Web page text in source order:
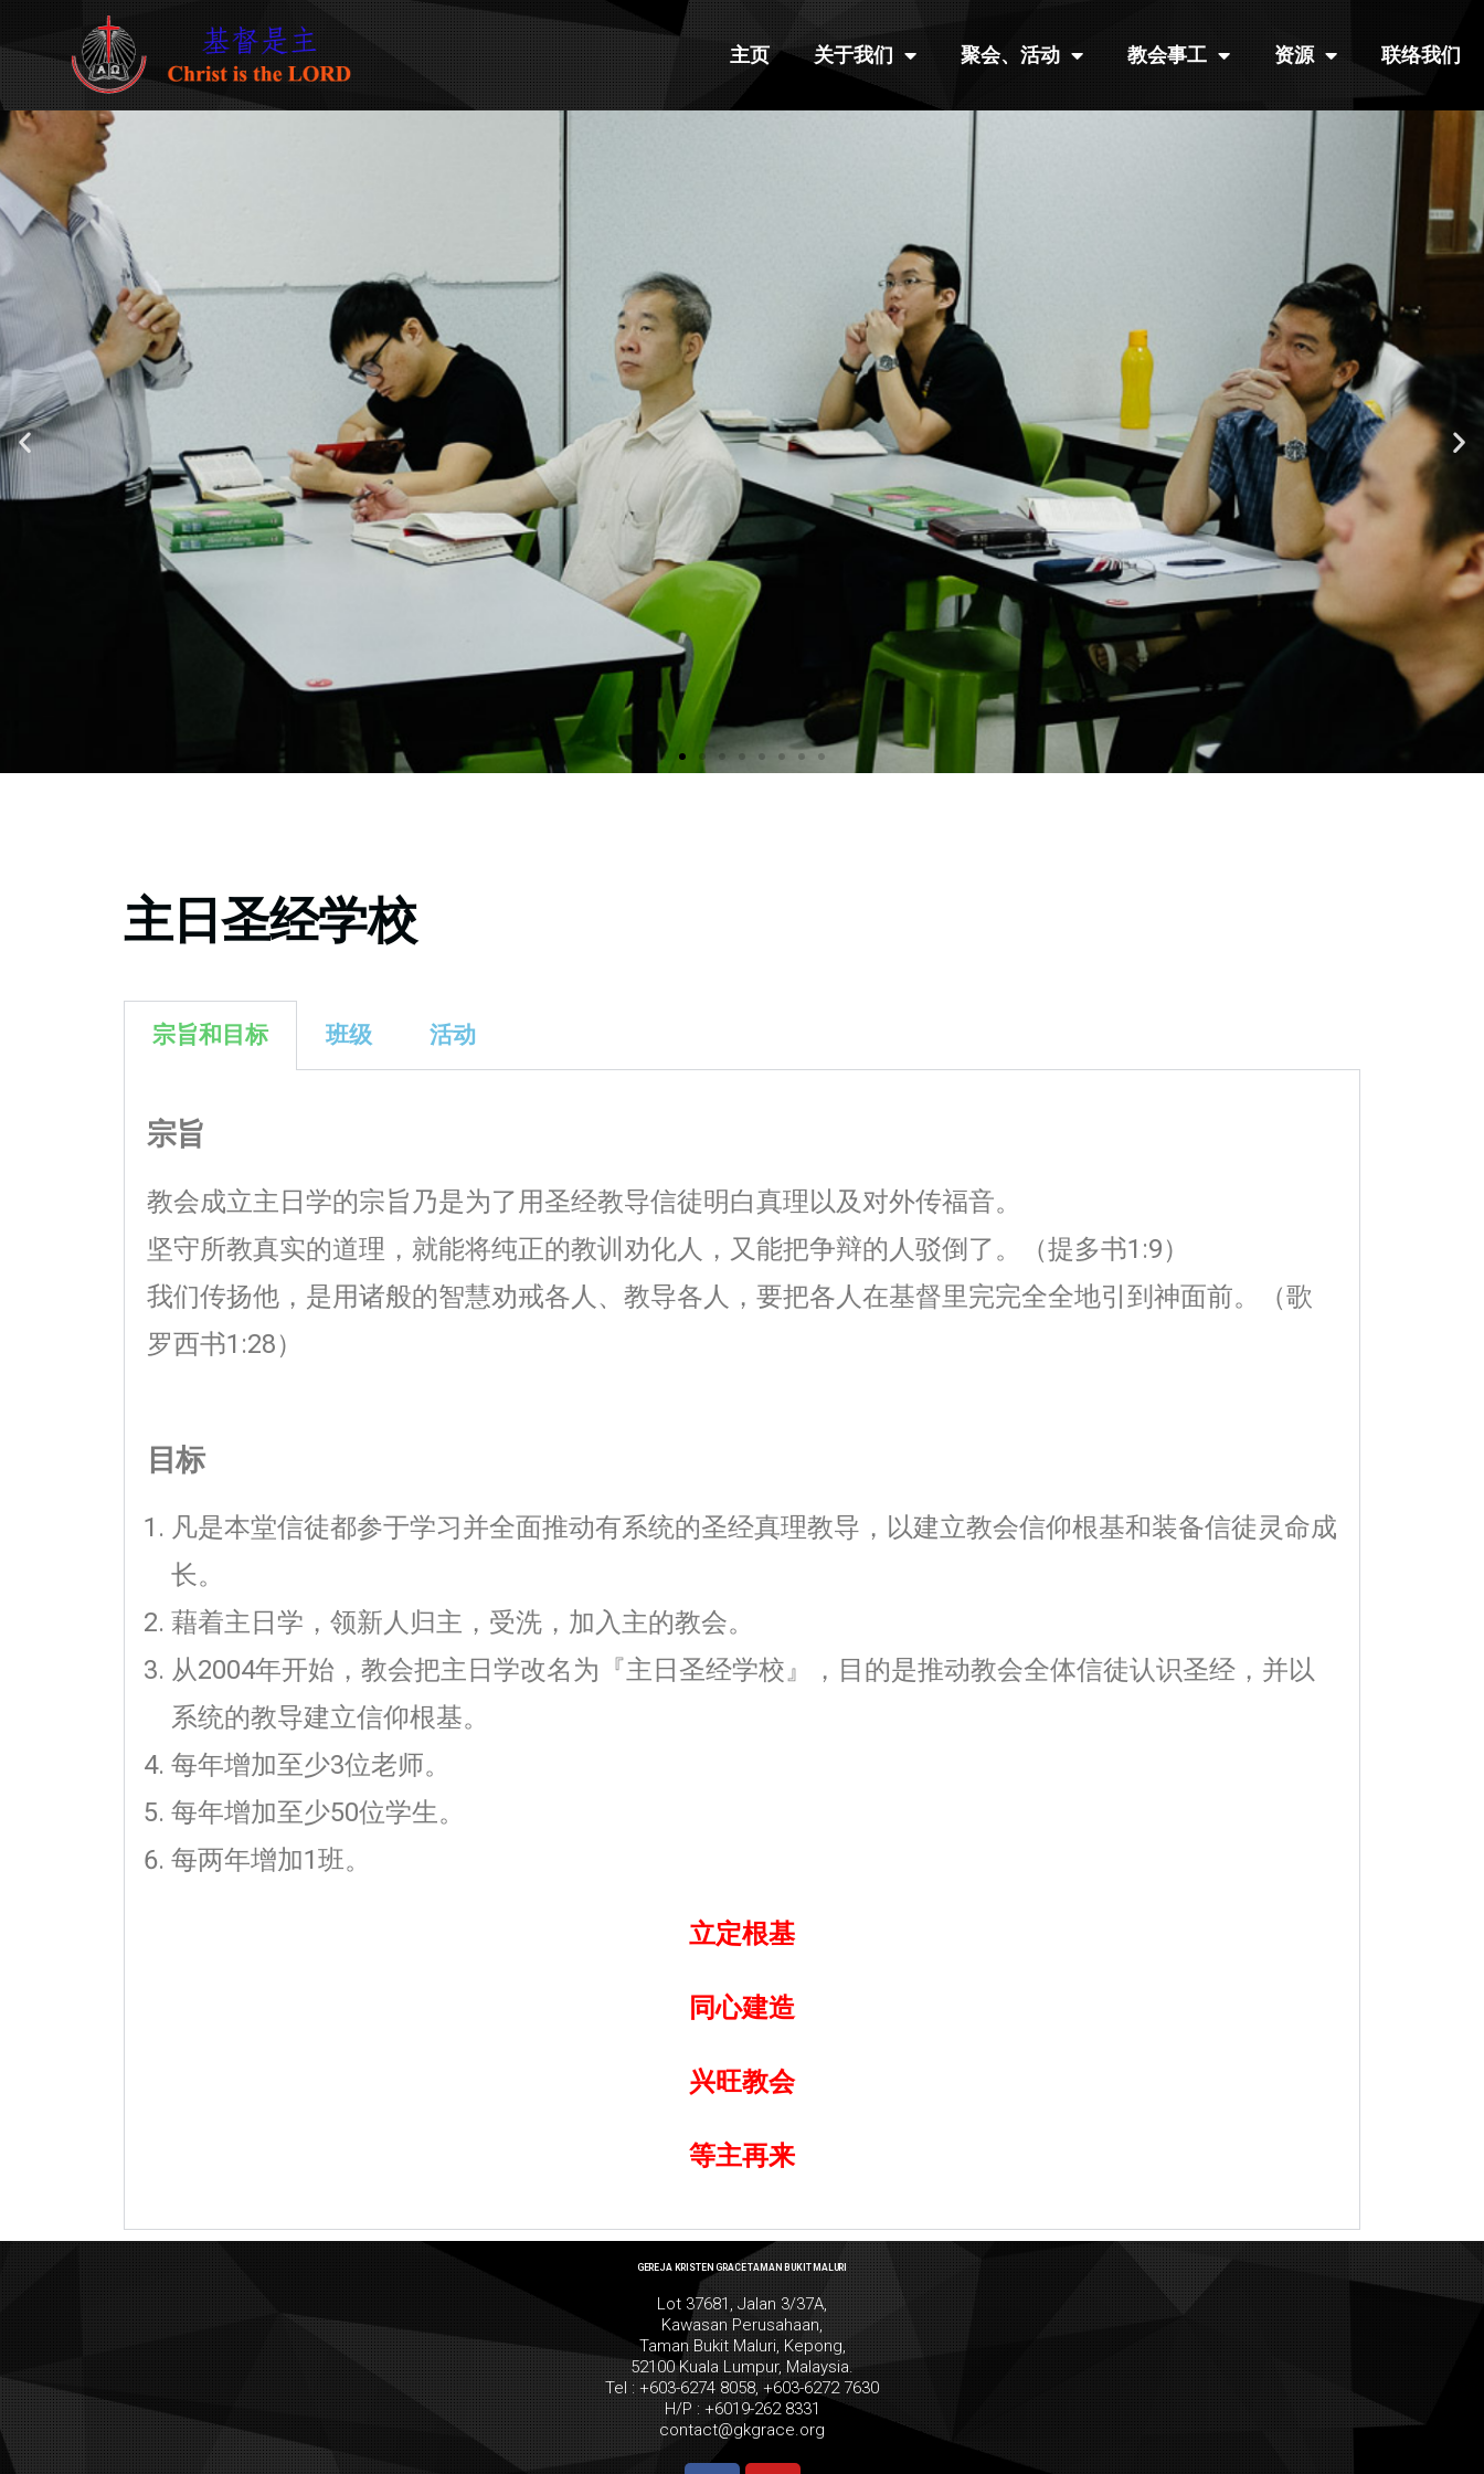
主页 关于我们 聚会、活动 教会事工 资源 联络我们
主日圣经学校
宗旨和目标 班级 活动
宗旨
教会成立主日学的宗旨乃是为了用圣经教导信徒明白真理以及对外传福音。
坚守所教真实的道理，就能将纯正的教训劝化人，又能把争辩的人驳倒了。（提多书1:9）
我们传扬他，是用诸般的智慧劝戒各人、教导各人，要把各人在基督里完完全全地引到神面前。（歌
罗西书1:28）
目标
凡是本堂信徒都参于学习并全面推动有系统的圣经真理教导，以建立教会信仰根基和装备信徒灵命成
长。
藉着主日学，领新人归主，受洗，加入主的教会。
从2004年开始，教会把主日学改名为『主日圣经学校』，目的是推动教会全体信徒认识圣经，并以
系统的教导建立信仰根基。
每年增加至少3位老师。
每年增加至少50位学生。
每两年增加1班。
立定根基
同心建造
兴旺教会
等主再来
GEREJA KRISTEN GRACE TAMAN BUKIT MALURI
Lot 37681, Jalan 3/37A,
Kawasan Perusahaan,
Taman Bukit Maluri, Kepong,
52100 Kuala Lumpur, Malaysia.
Tel : +603-6274 8058, +603-6272 7630
H/P : +6019-262 8331
contact@gkgrace.org